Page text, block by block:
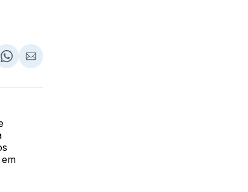
Share
WhatsApp
Compartilhar
Email